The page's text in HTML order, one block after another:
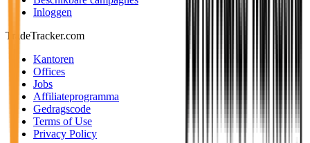
Inloggen
TradeTracker.com
Kantoren
Offices
Jobs
Affiliateprogramma
Gedragscode
Terms of Use
Privacy Policy